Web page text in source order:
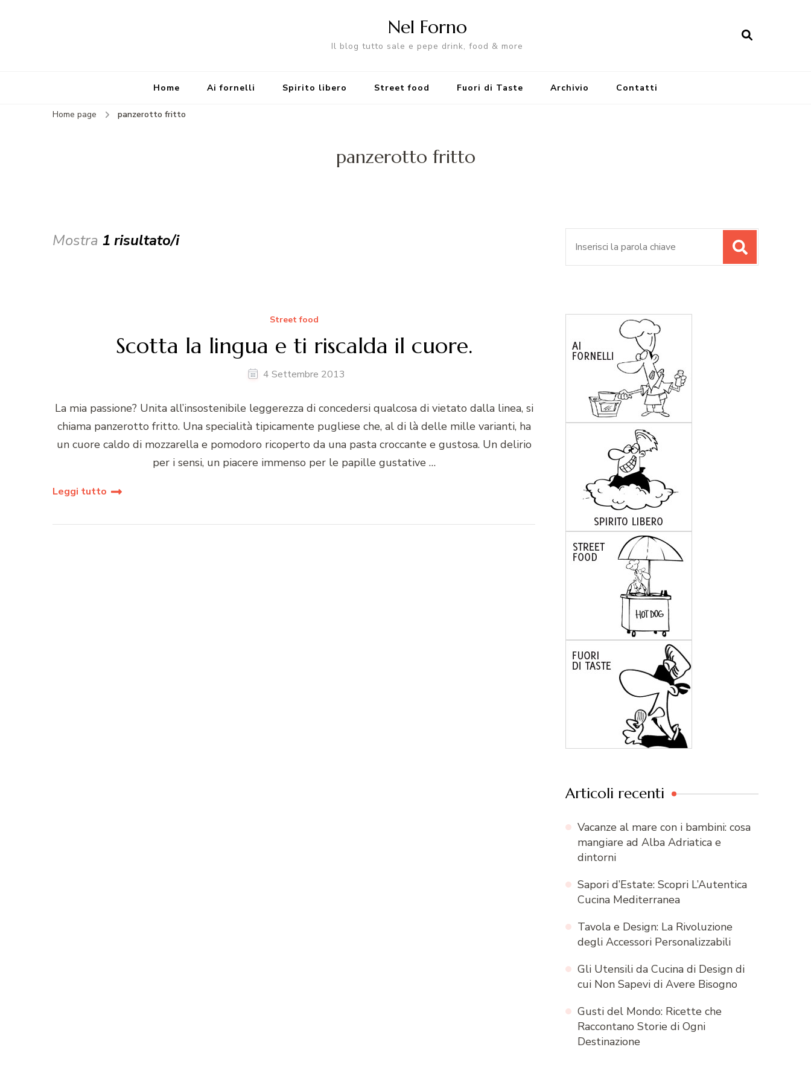
Nel Forno
Il blog tutto sale e pepe drink, food & more
Home Ai fornelli Spirito libero Street food Fuori di Taste Archivio Contatti
Home page panzerotto fritto
panzerotto fritto
Mostra 1 risultato/i
Street food
Scotta la lingua e ti riscalda il cuore.
4 Settembre 2013
La mia passione? Unita all’insostenibile leggerezza di concedersi qualcosa di vietato dalla linea, si
chiama panzerotto fritto. Una specialità tipicamente pugliese che, al di là delle mille varianti, ha
un cuore caldo di mozzarella e pomodoro ricoperto da una pasta croccante e gustosa. Un delirio
per i sensi, un piacere immenso per le papille gustative …
Leggi tutto
Articoli recenti
Vacanze al mare con i bambini: cosa
mangiare ad Alba Adriatica e
dintorni
Sapori d’Estate: Scopri L’Autentica
Cucina Mediterranea
Tavola e Design: La Rivoluzione
degli Accessori Personalizzabili
Gli Utensili da Cucina di Design di
cui Non Sapevi di Avere Bisogno
Gusti del Mondo: Ricette che
Raccontano Storie di Ogni
Destinazione